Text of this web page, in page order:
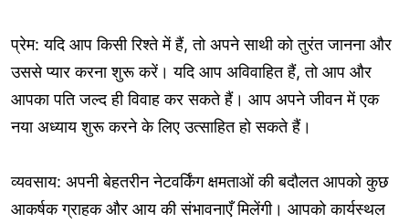
प्रेम: यदि आप किसी रिश्ते में हैं, तो अपने साथी को तुरंत जानना और
उससे प्यार करना शुरू करें। यदि आप अविवाहित हैं, तो आप और
आपका पति जल्द ही विवाह कर सकते हैं। आप अपने जीवन में एक
नया अध्याय शुरू करने के लिए उत्साहित हो सकते हैं।
व्यवसाय: अपनी बेहतरीन नेटवर्किंग क्षमताओं की बदौलत आपको कुछ
आकर्षक ग्राहक और आय की संभावनाएँ मिलेंगी। आपको कार्यस्थल